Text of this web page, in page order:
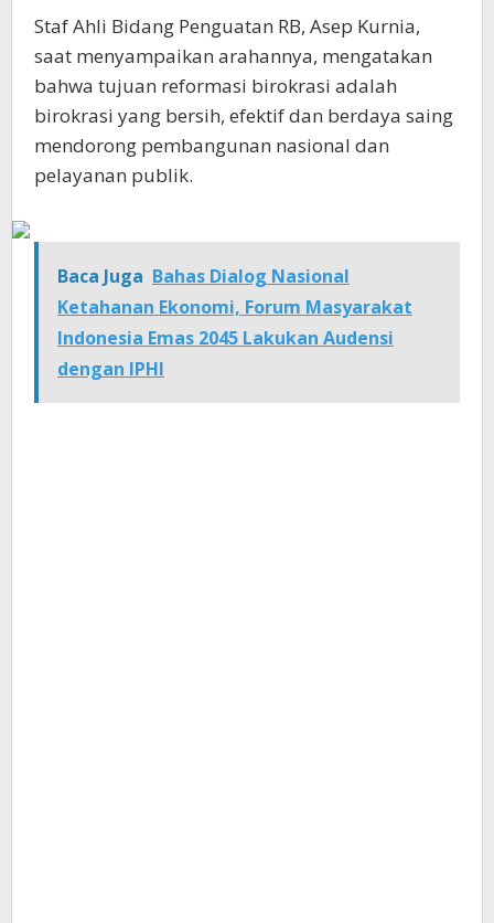
Staf Ahli Bidang Penguatan RB, Asep Kurnia,
saat menyampaikan arahannya, mengatakan
bahwa tujuan reformasi birokrasi adalah
birokrasi yang bersih, efektif dan berdaya saing
mendorong pembangunan nasional dan
pelayanan publik.
Baca Juga Bahas Dialog Nasional
Ketahanan Ekonomi, Forum Masyarakat
Indonesia Emas 2045 Lakukan Audensi
dengan IPHI